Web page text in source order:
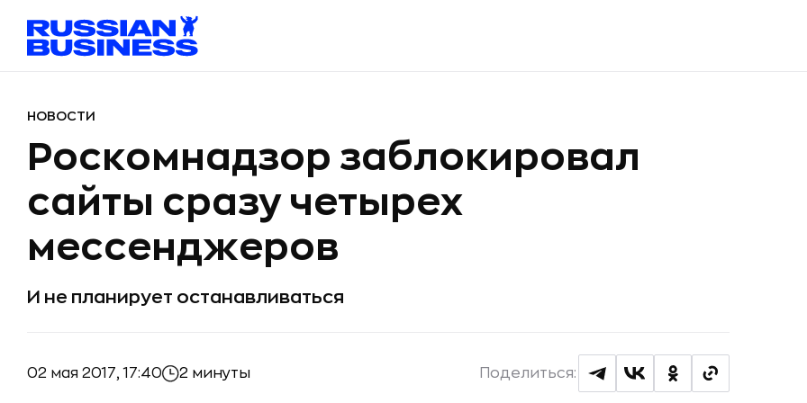
НОВОСТИ
Роскомнадзор заблокировал
сайты сразу четырех
мессенджеров
И не планирует останавливаться
02 мая 2017, 17:40 2 минуты Поделиться: